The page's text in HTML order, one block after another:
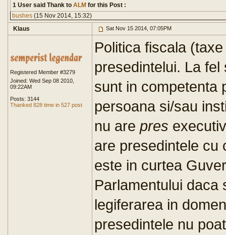
1 User said Thank to ALM for this Post :
bushes (15 Nov 2014, 15:32)
Klaus
Sat Nov 15 2014, 07:05PM
Registered Member #3279
Joined: Wed Sep 08 2010,
09:22AM
Posts: 3144
Thanked 828 time in 527 post
Politica fiscala
presedintelui. La
sunt in competenta
persoana si/sau
nu are pres
are presedintele cu
este in curtea
Parlamentului daca
legiferarea in
presedintele nu